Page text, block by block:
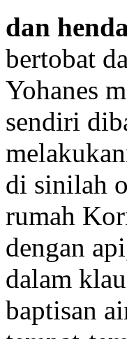
dan
bertobat
Yohanes
sendiri
di sinilah
rumah
dengan
dalam
baptisan